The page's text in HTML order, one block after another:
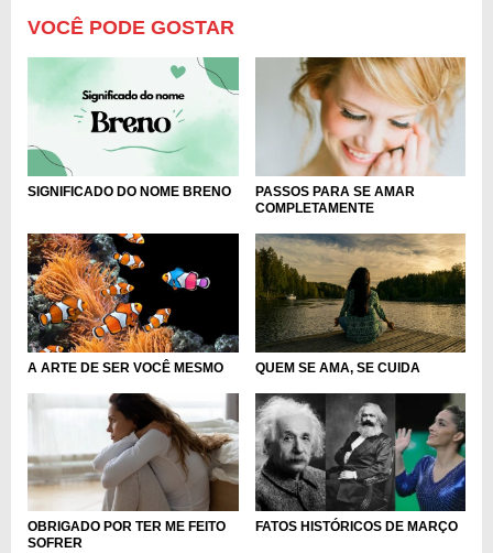
VOCÊ PODE GOSTAR
SIGNIFICADO DO NOME BRENO
PASSOS PARA SE AMAR
COMPLETAMENTE
A ARTE DE SER VOCÊ MESMO QUEM SE AMA, SE CUIDA
OBRIGADO POR TER ME FEITO
SOFRER
FATOS HISTÓRICOS DE MARÇO